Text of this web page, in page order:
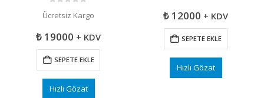
Ücretsiz Kargo
₺ 19000 + KDV
SEPETE EKLE
Hızlı Gözat
₺ 12000 + KDV
SEPETE EKLE
Hızlı Gözat